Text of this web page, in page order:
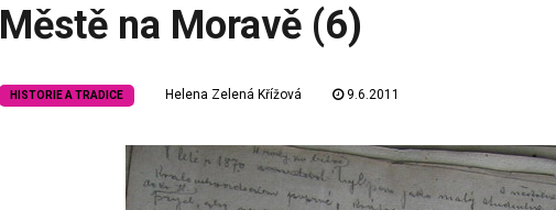
Městě na Moravě (6)
HISTORIE A TRADICE Helena Zelená Křížová 9.6.2011